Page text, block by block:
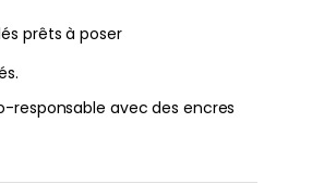
petits carreaux pour enfant
14,90€
prêts à poser
responsable avec des encres